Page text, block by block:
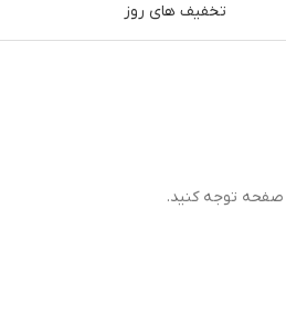
تخفیف های روز
صفحه توجه کنید.